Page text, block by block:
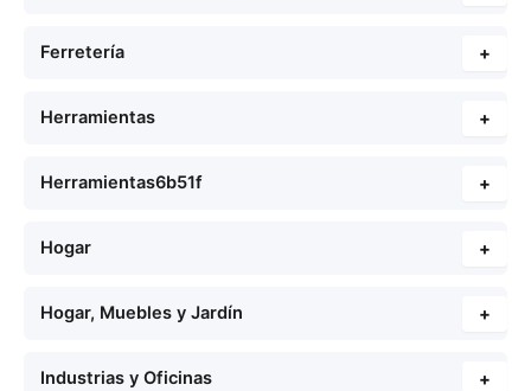
Ferretería +
Herramientas +
Herramientas6b51f +
Hogar +
Hogar, Muebles y Jardín +
Industrias y Oficinas +